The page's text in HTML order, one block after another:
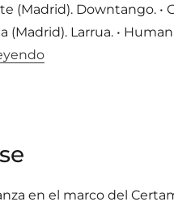
(Madrid). Downtango. •
(Madrid). Larrua. •
«Seleccionadas
en el marco del